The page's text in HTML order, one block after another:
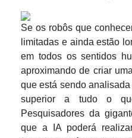
Se os robôs que
limitadas e ainda estão
em todos os sentidos
aproximando de criar
que está sendo
superior a tudo o
Pesquisadores da
que a IA poderá